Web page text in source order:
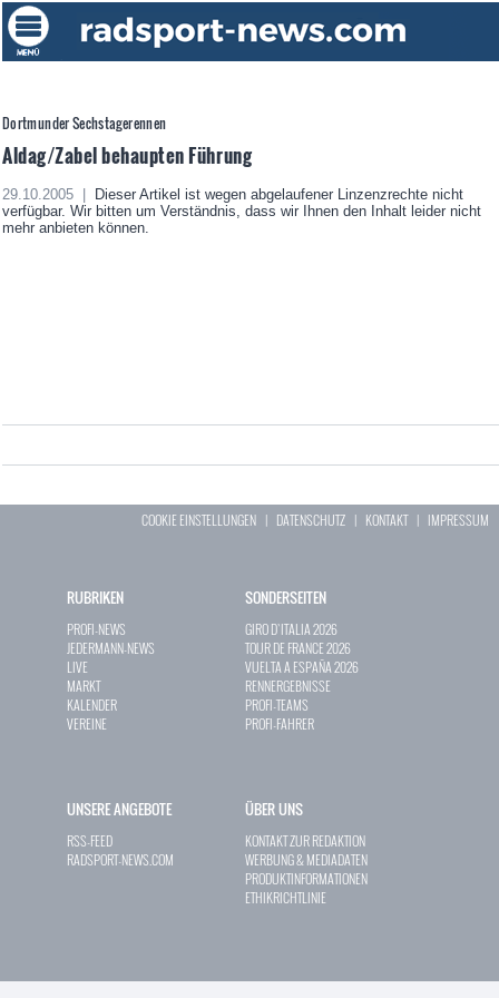
Dortmunder Sechstagerennen
Aldag/Zabel behaupten Führung
29.10.2005 |
Dieser Artikel ist wegen abgelaufener Linzenzrechte nicht
verfügbar. Wir bitten um Verständnis, dass wir Ihnen den Inhalt leider nicht
mehr anbieten können.
COOKIE EINSTELLUNGEN | DATENSCHUTZ | KONTAKT| IMPRESSUM
RUBRIKEN
PROFI-NEWS
JEDERMANN-NEWS
LIVE
MARKT
KALENDER
VEREINE
SONDERSEITEN
GIRO D`ITALIA 2026
TOUR DE FRANCE 2026
VUELTA A ESPAÑA 2026
RENNERGEBNISSE
PROFI-TEAMS
PROFI-FAHRER
UNSERE ANGEBOTE
RSS-FEED
RADSPORT-NEWS.COM
ÜBER UNS
KONTAKT ZUR REDAKTION
WERBUNG & MEDIADATEN
PRODUKTINFORMATIONEN
ETHIKRICHTLINIE